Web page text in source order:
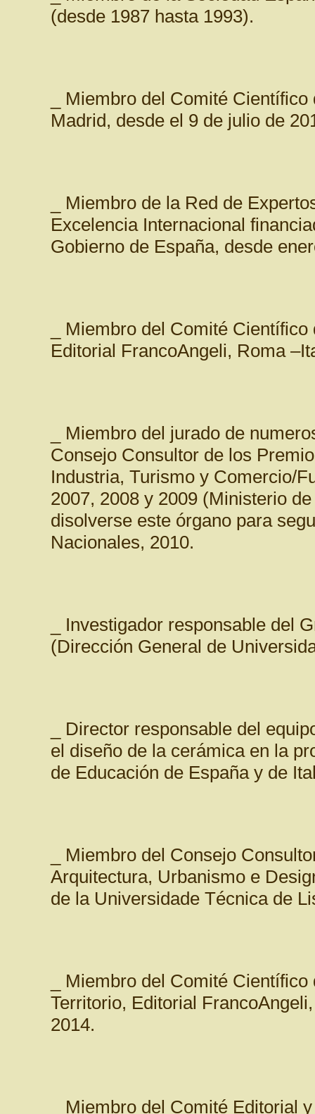
(desde 1987 hasta 1993).
_ Miembro del Comité
Madrid, desde el 9 de julio de
_ Miembro de la Red de
Excelencia Internacional
Gobierno de España, desde
_ Miembro del Comité
Editorial FrancoAngeli, Roma
_ Miembro del jurado de
Consejo Consultor de los
Industria, Turismo y Comercio/
2007, 2008 y 2009 (Ministerio
disolverse este órgano para
Nacionales, 2010.
_ Investigador responsable del
(Dirección General de
_ Director responsable del
el diseño de la cerámica en la
de Educación de España y de
_ Miembro del Consejo
Arquitectura, Urbanismo e
de la Universidade Técnica de
_ Miembro del Comité
Territorio, Editorial
2014.
_ Miembro del Comité Editorial